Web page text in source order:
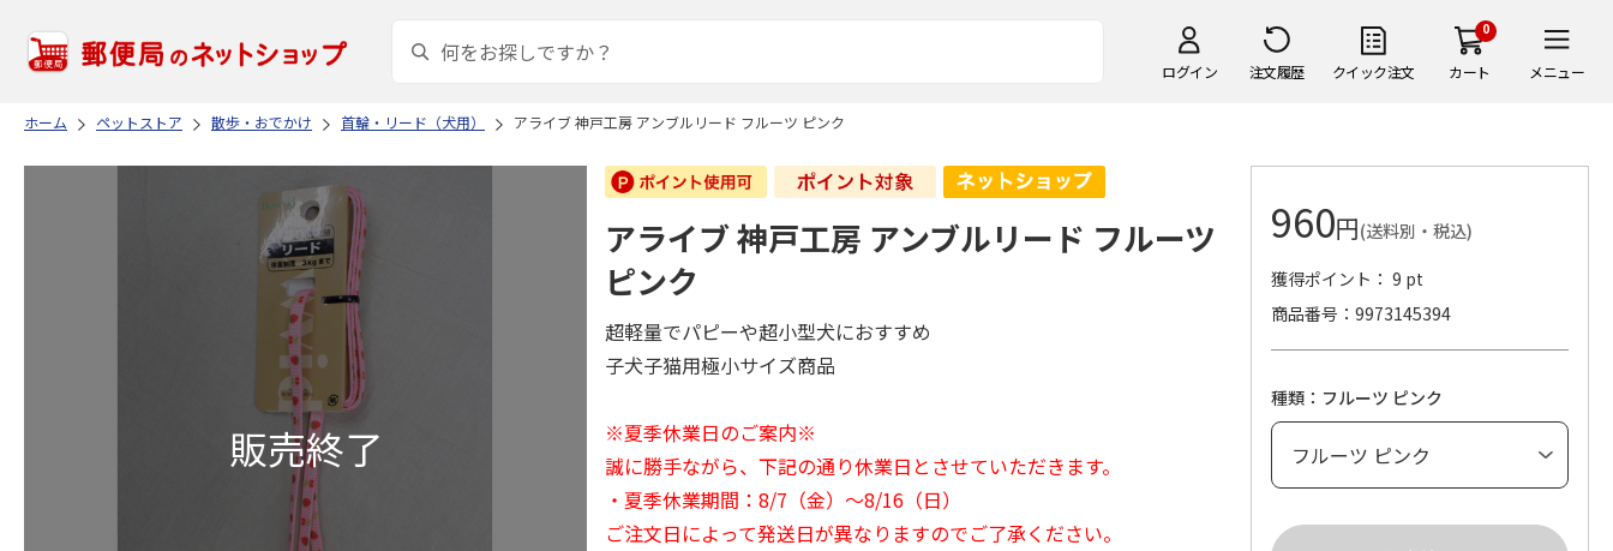
ログイン 注文履歴 クイック注文
0
カート メニュー
ホーム ペットストア 散歩・おでかけ 首輪・リード（犬用） アライブ 神戸工房 アンブルリード フルーツ ピンク
アライブ 神戸工房 アンブルリード フルーツ
ピンク
超軽量でパピーや超小型犬におすすめ
子犬子猫用極小サイズ商品
※夏季休業日のご案内※
誠に勝手ながら、下記の通り休業日とさせていただきます。
・夏季休業期間：8/7（金）～8/16（日）
ご注文日によって発送日が異なりますのでご了承ください。
960円(送料別・税込)
獲得ポイント： 9 pt
商品番号
9973145394
種類：フルーツ ピンク